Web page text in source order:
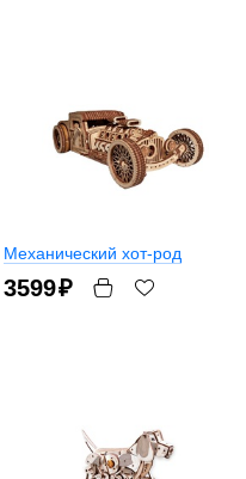
Механический хот-род
3599₽